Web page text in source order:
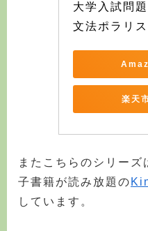
大学入試問
文法ポラリ
楽天
またこちらのシリー
子書籍が読み放題の
しています。